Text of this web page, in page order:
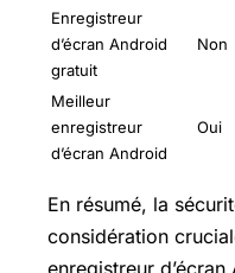
Enregistreur
d’écran Android
gratuit
Non
Meilleur
enregistreur
d’écran Android
Oui
En résumé, la
considération